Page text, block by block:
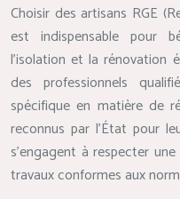
Choisir des artisans RGE
est indispensable pour
l’isolation et la rénovation
des professionnels
spécifique en matière de
reconnus par l’État pour
s’engagent à respecter
travaux conformes aux